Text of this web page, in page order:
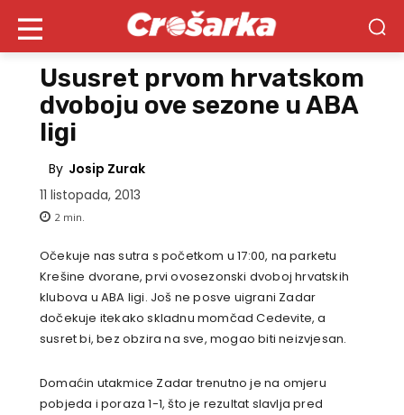
Ususret prvom hrvatskom
dvoboju ove sezone u ABA
ligi
By Josip Zurak
11 listopada, 2013
2 min.
Očekuje nas sutra s početkom u 17:00, na parketu
Krešine dvorane, prvi ovosezonski dvoboj hrvatskih
klubova u ABA ligi. Još ne posve uigrani Zadar
dočekuje itekako skladnu momčad Cedevite, a
susret bi, bez obzira na sve, mogao biti neizvjesan.
Domaćin utakmice Zadar trenutno je na omjeru
pobjeda i poraza 1-1, što je rezultat slavlja pred